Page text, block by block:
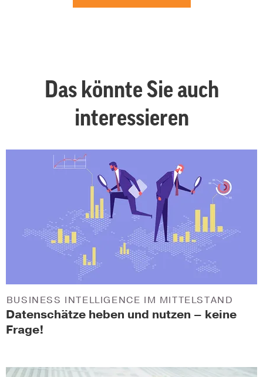
Das könnte Sie auch
interessieren
Datenschätze heben und nutzen – keine
Frage!
BUSINESS INTELLIGENCE IM MITTELSTAND